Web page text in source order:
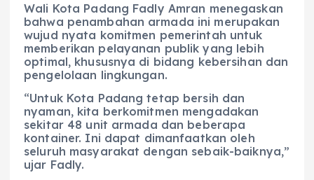
Wali Kota Padang Fadly Amran menegaskan
bahwa penambahan armada ini merupakan
wujud nyata komitmen pemerintah untuk
memberikan pelayanan publik yang lebih
optimal, khususnya di bidang kebersihan dan
pengelolaan lingkungan.
“Untuk Kota Padang tetap bersih dan
nyaman, kita berkomitmen mengadakan
sekitar 48 unit armada dan beberapa
kontainer. Ini dapat dimanfaatkan oleh
seluruh masyarakat dengan sebaik-baiknya,”
ujar Fadly.